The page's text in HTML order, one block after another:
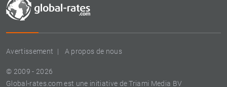
Avertissement A propos de nous
© 2009 - 2026
Global-rates.com est une initiative de Triami Media BV